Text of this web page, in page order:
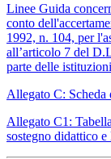
Linee Guida
conto
1992, n. 104, per
all’articolo 7 del
parte delle
Allegato C:
Allegato C1:
sostegno didattico e